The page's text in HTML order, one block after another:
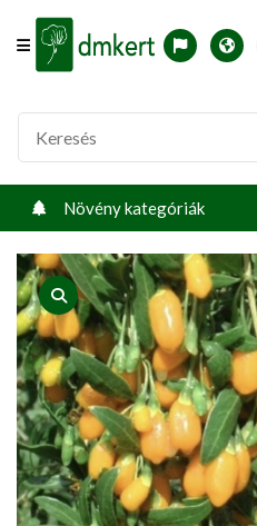
Offcanvas Menu Open
English
Növény kategóriák
product view